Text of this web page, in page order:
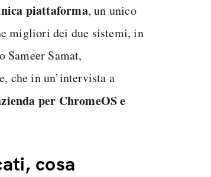
piattaforma, un unico
migliori dei due sistemi, in
Samat,
che in un’intervista a
per ChromeOS e
cosa